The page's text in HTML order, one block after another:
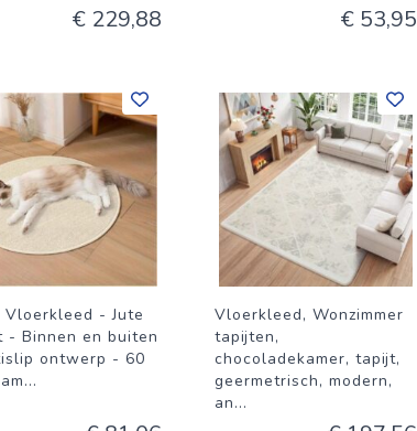
€ 229,88 € 53,95
Vloerkleed - Jute
- Binnen en buiten
ontwerp - 60
...
Vloerkleed, Wonzimmer
tapijten,
chocoladekamer, tapijt,
geermetrisch, modern,
an...